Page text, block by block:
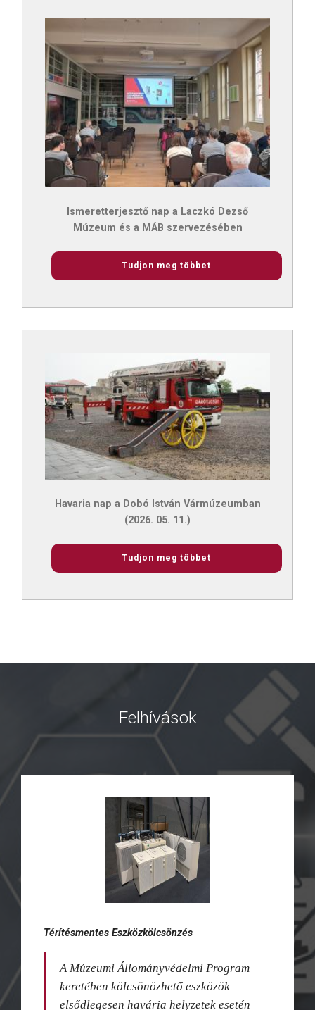
Ismeretterjesztő nap a Laczkó Dezső
Múzeum és a MÁB szervezésében
Tudjon meg többet
Havaria nap a Dobó István Vármúzeumban
(2026. 05. 11.)
Tudjon meg többet
Felhívások
Térítésmentes Eszközkölcsönzés
A Múzeumi Állományvédelmi Program
keretében kölcsönözhető eszközök
elsődlegesen havária helyzetek esetén